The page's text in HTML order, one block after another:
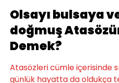
Olsayı bulsaya
doğmuş
Demek?
Atasözleri cümle içerisinde
günlük hayatta da oldukça